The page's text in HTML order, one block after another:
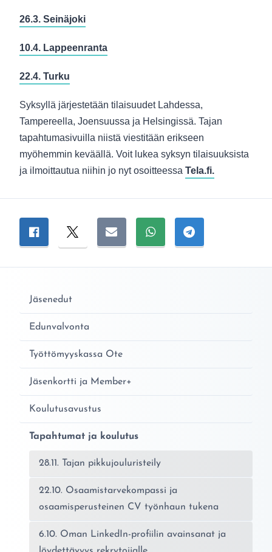
26.3. Seinäjoki
10.4. Lappeenranta
22.4. Turku
Syksyllä järjestetään tilaisuudet Lahdessa,
Tampereella, Joensuussa ja Helsingissä. Tajan
tapahtumasivuilla niistä viestitään erikseen
myöhemmin keväällä. Voit lukea syksyn tilaisuuksista
ja ilmoittautua niihin jo nyt osoitteessa Tela.fi.
Jaa sivu
Jaa Facebookissa
Jaa TwitterissäJaa sähköpostitse
Jaa WhatsAppissa
Jaa
Jäsenedut
Edunvalvonta
Työttömyyskassa Ote
Jäsenkortti ja Member+
Koulutusavustus
Tapahtumat ja koulutus
28.11. Tajan pikkujouluristeily
22.10. Osaamistarvekompassi ja
osaamisperusteinen CV työnhaun tukena
6.10. Oman LinkedIn-profiilin avainsanat ja